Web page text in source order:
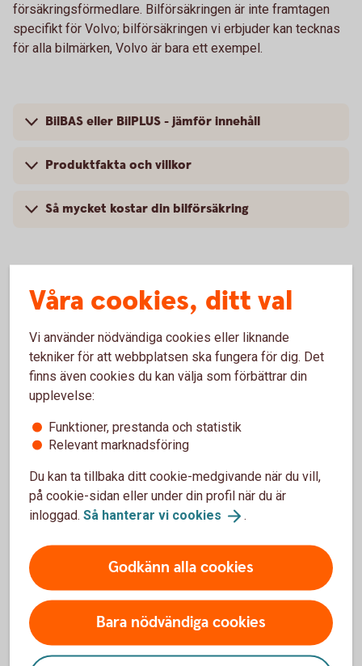
försäkringsförmedlare. Bilförsäkringen är inte framtagen
specifikt för Volvo; bilförsäkringen vi erbjuder kan tecknas
för alla bilmärken, Volvo är bara ett exempel.
BilBAS eller BilPLUS - jämför innehåll
Produktfakta och villkor
Så mycket kostar din bilförsäkring
Vanliga frågor om att försäkra
Volvo
Trafik, hel och halv – vad är det för skillnad på
försäkringarna?
När slutar den tidigare ägarens försäkring att
gälla?
Om man övningskör och olyckan är framme,
täcker bilförsäkringen då?
Gäller bilförsäkringen utanför Sverige?
Täcker försäkringen viltolyckor?
Vilka bilar har en vagnskadegaranti?
Våra cookies, ditt val
Vi använder nödvändiga cookies eller liknande
tekniker för att webbplatsen ska fungera för dig. Det
finns även cookies du kan välja som förbättrar din
upplevelse:
Funktioner, prestanda och statistik
Relevant marknadsföring
Du kan ta tillbaka ditt cookie-medgivande när du vill,
på cookie-sidan eller under din profil när du är
inloggad. Så hanterar vi cookies .
Godkänn alla cookies
Bara nödvändiga cookies